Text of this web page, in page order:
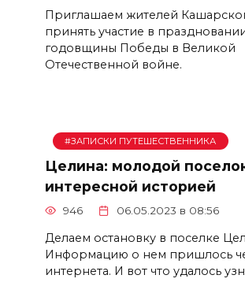
Приглашаем жителей
принять участие в
годовщины Победы в Великой
Отечественной войне.
#ЗАПИСКИ ПУТЕШЕСТВЕННИКА
Целина: молодой
интересной историей
946 06.05.2023 в 08:56
Делаем остановку в поселке
Информацию о нем пришлось
интернета. И вот что удалось